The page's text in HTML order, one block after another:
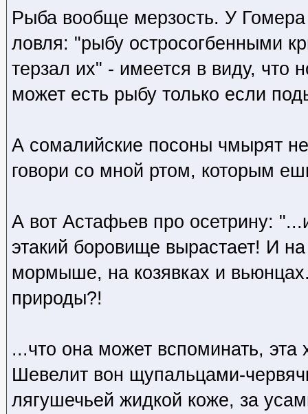
Рыба вообще мерзость. У
ловля: "рыбу остросогбенными
терзал их" - имеется в виду, что
может есть рыбу только если
А сомалийские посоны чмырят
говори со мной ртом, которым
А вот Астафьев про осетрину:
этакий боровище вырастает! И
мормыше, на козявках и
природы?!
...что она может вспоминать, эта
Шевелит вон щупальцами-
лягушечьей жидкой коже, за